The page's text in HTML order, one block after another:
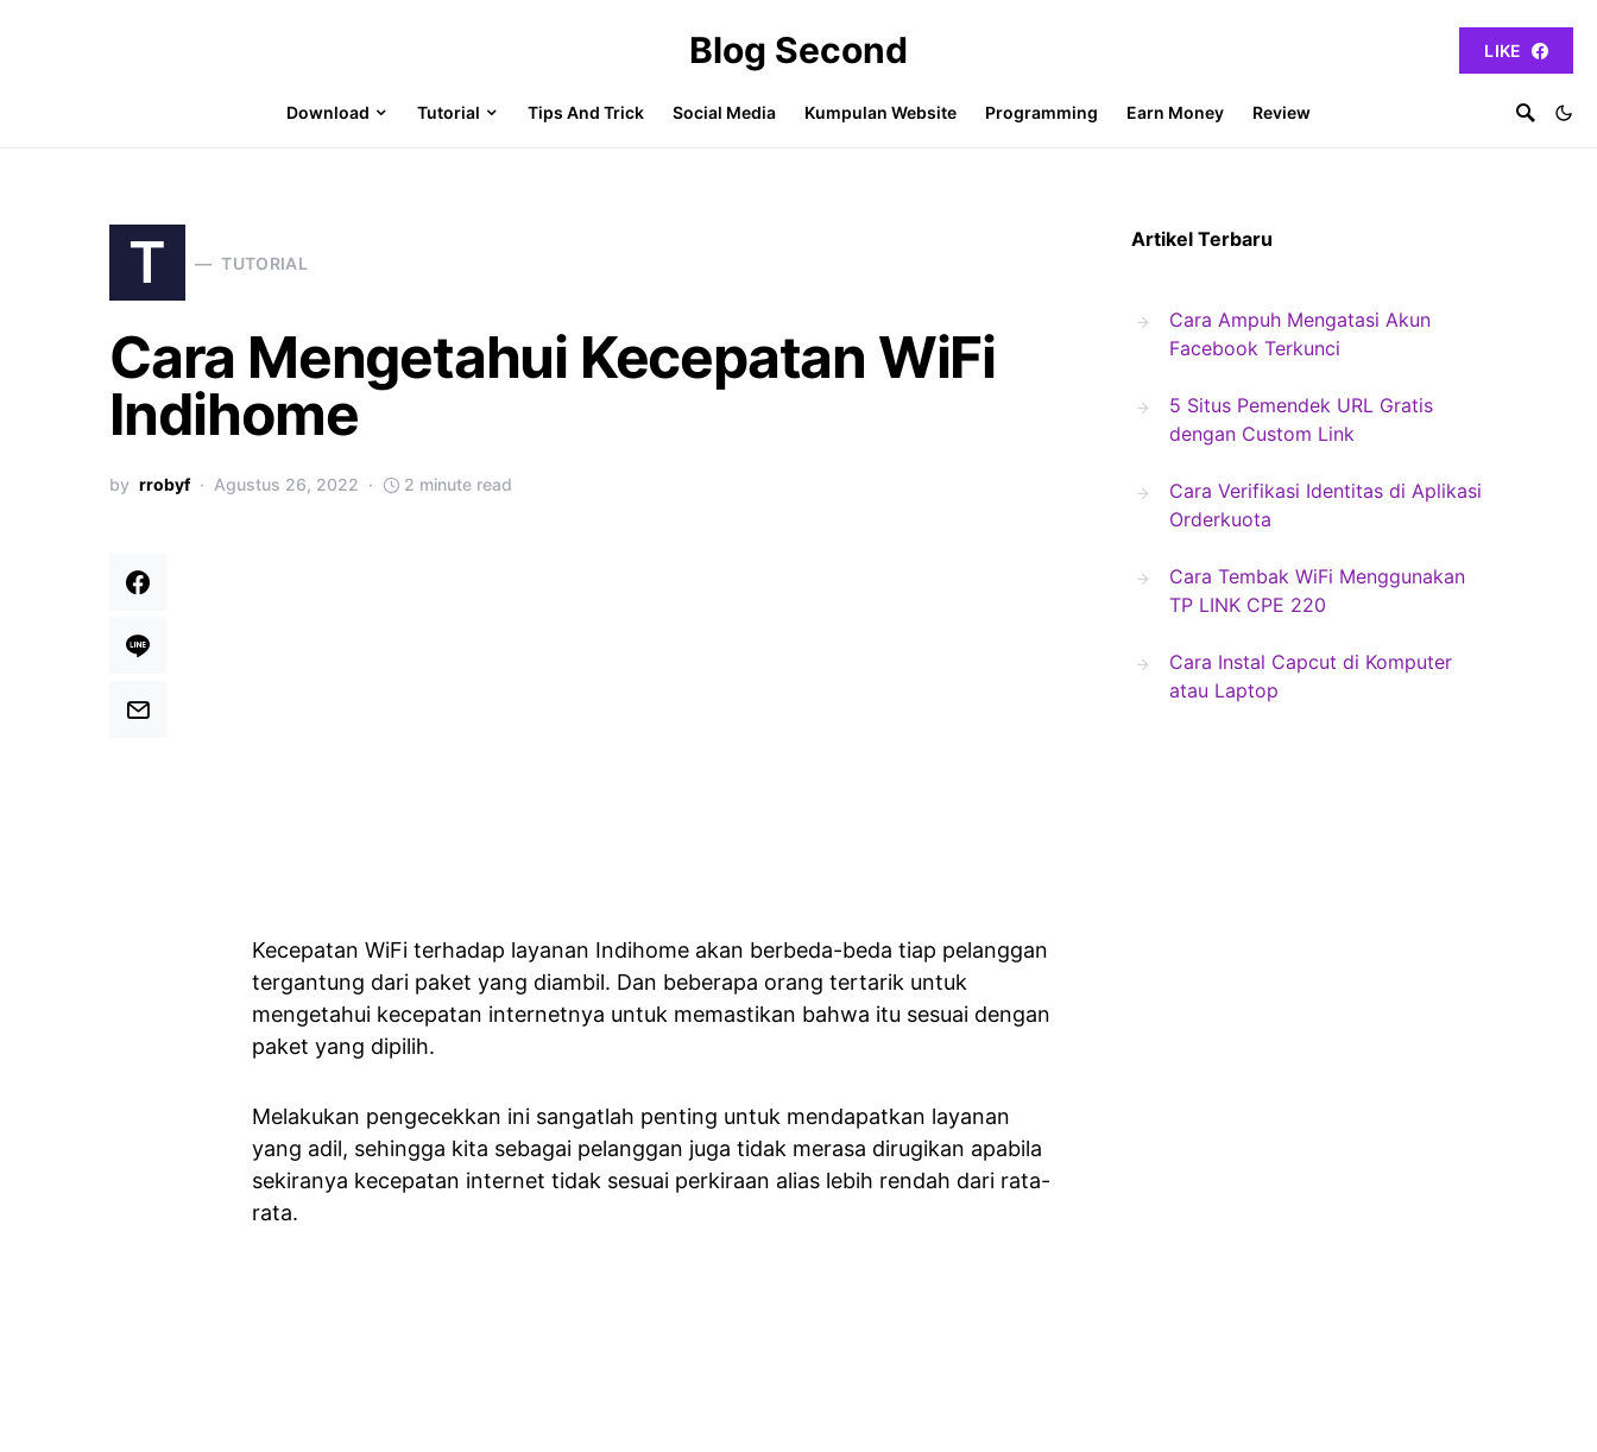
Blog Second LIKE
Download Tutorial Tips And Trick Social Media Kumpulan Website Programming Earn Money Review
T TUTORIAL
Cara Mengetahui Kecepatan WiFi
Indihome
by rrobyf Agustus 26, 2022 2 minute read
Kecepatan WiFi terhadap layanan Indihome akan berbeda-beda tiap pelanggan
tergantung dari paket yang diambil. Dan beberapa orang tertarik untuk
mengetahui kecepatan internetnya untuk memastikan bahwa itu sesuai dengan
paket yang dipilih.
Melakukan pengecekkan ini sangatlah penting untuk mendapatkan layanan
yang adil, sehingga kita sebagai pelanggan juga tidak merasa dirugikan apabila
sekiranya kecepatan internet tidak sesuai perkiraan alias lebih rendah dari rata-
rata.
Artikel Terbaru
Cara Ampuh Mengatasi Akun
Facebook Terkunci
5 Situs Pemendek URL Gratis
dengan Custom Link
Cara Verifikasi Identitas di Aplikasi
Orderkuota
Cara Tembak WiFi Menggunakan
TP LINK CPE 220
Cara Instal Capcut di Komputer
atau Laptop